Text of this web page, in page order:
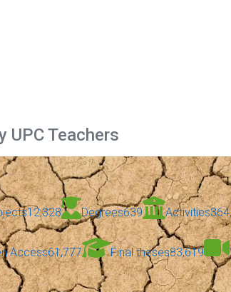
Teachers
12,328 Degrees639 Activities
Access61,777 Final theses83,619